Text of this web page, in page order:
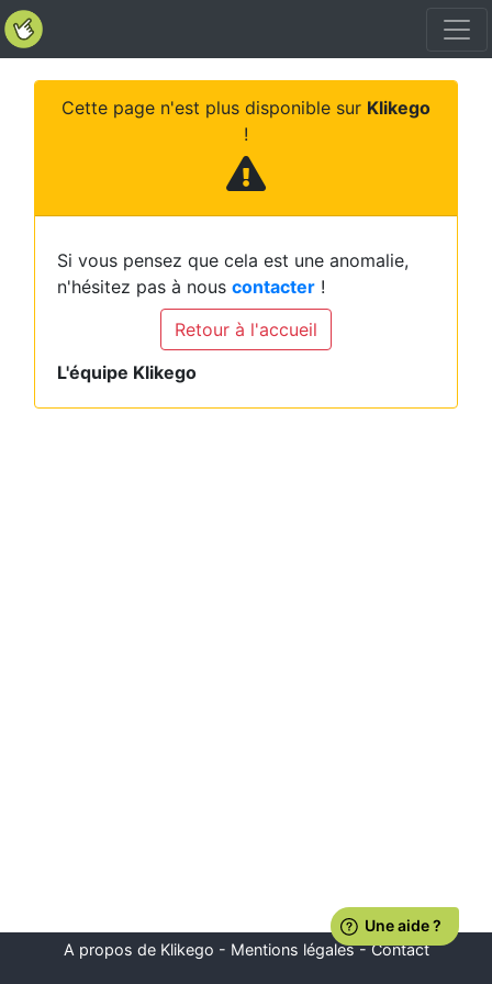
Cette page n'est plus disponible sur Klikego
!
Si vous pensez que cela est une anomalie,
n'hésitez pas à nous contacter !
Retour à l'accueil
L'équipe Klikego
A propos de Klikego - Mentions légales-Contact